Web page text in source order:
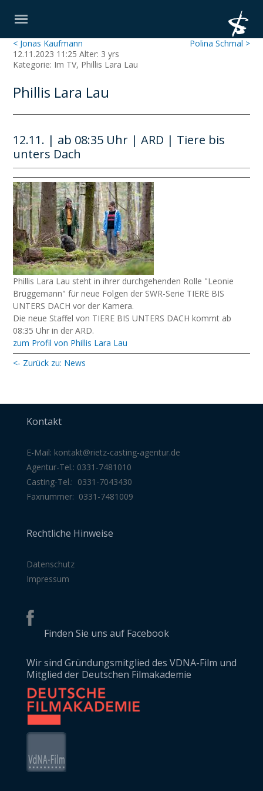
Polina Schmal >
< Jonas Kaufmann
12.11.2023 11:25 Alter: 3 yrs
Kategorie: Im TV, Phillis Lara Lau
Phillis Lara Lau
12.11. | ab 08:35 Uhr | ARD | Tiere bis
unters Dach
Phillis Lara Lau steht in ihrer durchgehenden Rolle "Leonie
Brüggemann" für neue Folgen der SWR-Serie TIERE BIS
UNTERS DACH vor der Kamera.⁠
Die neue Staffel von TIERE BIS UNTERS DACH kommt ab
08:35 Uhr in der ARD. ⁠ ⁠
zum Profil von Phillis Lara Lau
<- Zurück zu: News
Kontakt
E-Mail: kontakt@rietz-casting-agentur.de
Agentur-Tel.: 0331-7481010
Casting-Tel.: 0331-7043430
Faxnummer: 0331-7481009
Rechtliche Hinweise
Datenschutz
Impressum
Finden Sie uns auf Facebook
Wir sind Gründungsmitglied des VDNA-Film und
Mitglied der Deutschen Filmakademie